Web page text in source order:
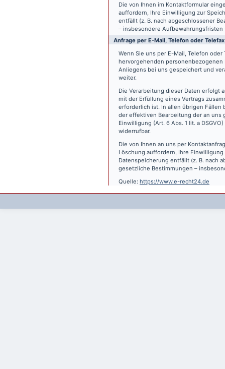
Die von Ihnen im Kontaktformular
auffordern, Ihre Einwilligung zur
entfällt (z. B. nach abgeschlossener
– insbesondere
Anfrage per E-Mail, Telefon oder Telefax
Wenn Sie uns per E-Mail, Telefon
hervorgehenden personenbezogenen
Anliegens bei uns gespeichert und
weiter.
Die Verarbeitung dieser Daten erfolgt
mit der Erfüllung eines Vertrags
erforderlich ist. In allen übrigen Fällen
der effektiven Bearbeitung der an uns
Einwilligung (Art. 6 Abs. 1 lit. a
widerrufbar.
Die von Ihnen an uns per
Löschung auffordern, Ihre
Datenspeicherung entfällt (z. B. nach
gesetzliche Bestimmungen –
Quelle: https://www.e-recht24.de